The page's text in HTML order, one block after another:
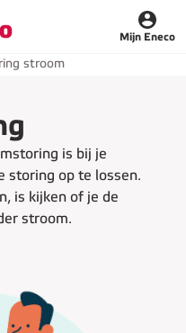
Mijn Eneco
stroom
is bij je
storing op te lossen.
is kijken of je de
stroom.